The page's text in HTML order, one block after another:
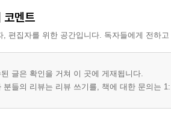
코멘트
, 편집자를 위한 공간입니다. 독자들에게 전하
된 글은 확인을 거쳐 이 곳에 게재됩니다.
분들의 리뷰는 리뷰 쓰기를, 책에 대한 문의는